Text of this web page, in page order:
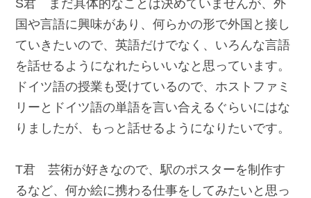
S君 まだ具体的なことは決めていませんが、外
国や言語に興味があり、何らかの形で外国と接し
ていきたいので、英語だけでなく、いろんな言語
を話せるようになれたらいいなと思っています。
ドイツ語の授業も受けているので、ホストファミ
リーとドイツ語の単語を言い合えるぐらいにはな
りましたが、もっと話せるようになりたいです。
T君 芸術が好きなので、駅のポスターを制作す
るなど、何か絵に携わる仕事をしてみたいと思っ